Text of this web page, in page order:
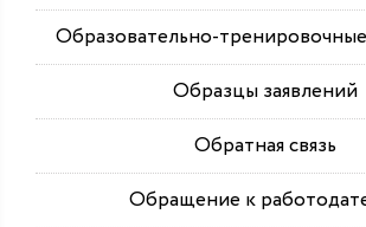
Образовательно-
Образцы заявлений
Обратная связь
Обращение к